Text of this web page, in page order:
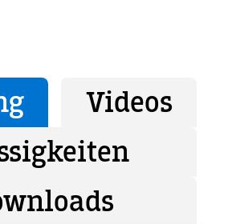
Videos